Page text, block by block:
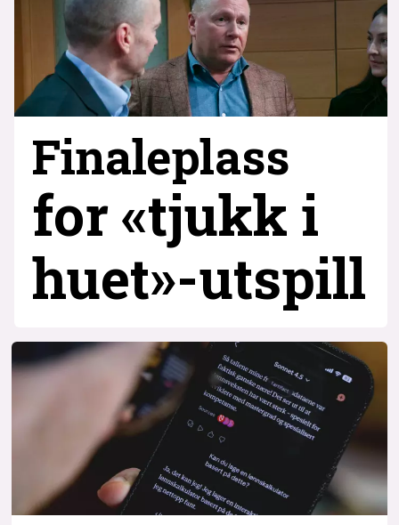
Finaleplass
for «tjukk i
huet»-utspill